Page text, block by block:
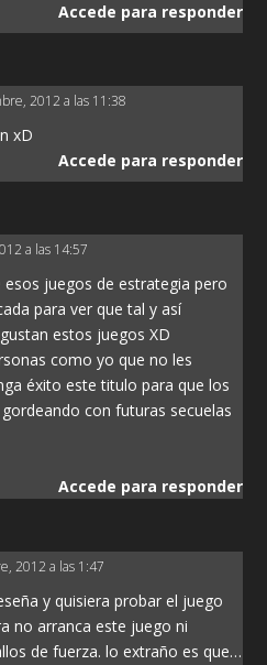
Accede para responder
2012 a las 11:38
xD
Accede para responder
a las 14:57
juegos de estrategia pero
para ver que tal y así
estos juegos XD
como yo que no les
éxito este titulo para que los
con futuras secuelas
Accede para responder
2012 a las 1:47
y quisiera probar el juego
no arranca este juego ni
de fuerza. lo extraño es que…